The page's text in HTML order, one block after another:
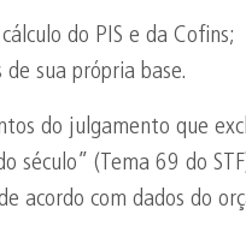
do PIS e da Cofins;
de sua própria base.
do julgamento que
século” (Tema 69 do
acordo com dados do